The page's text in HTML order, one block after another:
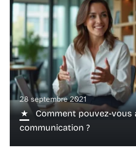
28 septembre 2021
Comment pouvez-vous
communication ?